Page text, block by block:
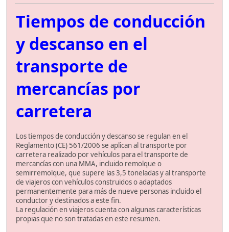
Tiempos de conducción
y descanso en el
transporte de
mercancías por
carretera
Los tiempos de conducción y descanso se regulan en el
Reglamento (CE) 561/2006 se aplican al transporte por
carretera realizado por vehículos para el transporte de
mercancías con una MMA, incluido remolque o
semirremolque, que supere las 3,5 toneladas y al transporte
de viajeros con vehículos construidos o adaptados
permanentemente para más de nueve personas incluido el
conductor y destinados a este fin.
La regulación en viajeros cuenta con algunas características
propias que no son tratadas en este resumen.